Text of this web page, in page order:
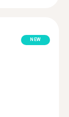
NEW